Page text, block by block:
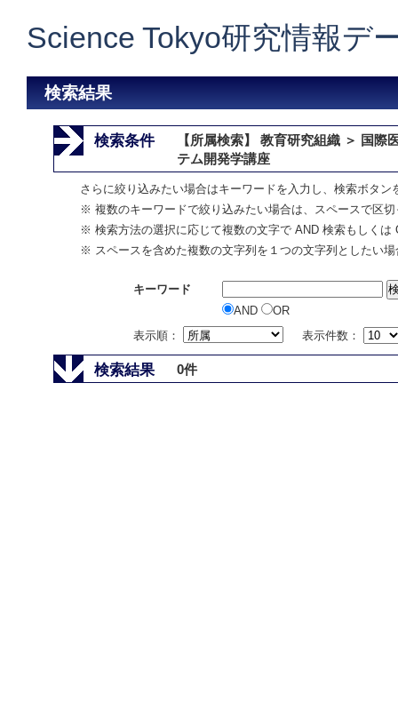
Science Tokyo研究情報デ
検索結果
検索条件
【所属検索】 教育研究組織 ＞ 国
テム開発学講座
さらに絞り込みたい場合はキーワードを入力し、検索ボタ
※ 複数のキーワードで絞り込みたい場合は、スペースで区
※ 検索方法の選択に応じて複数の文字で AND 検索もしくは
※ スペースを含めた複数の文字列を１つの文字列としたい
キーワード
AND
OR
表示順：
表示件数：
検索結果 0件